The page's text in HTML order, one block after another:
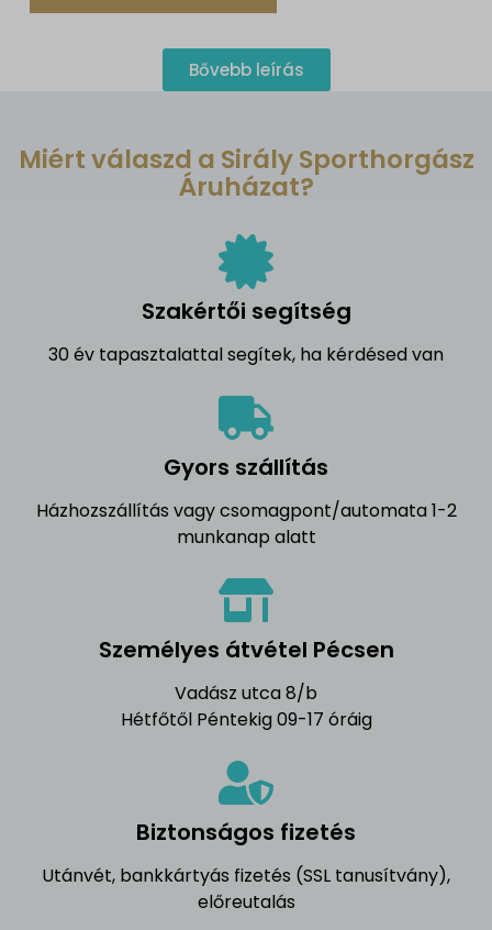
Bővebb leírás
Miért válaszd a Sirály Sporthorgász
Áruházat?
Szakértői segítség
30 év tapasztalattal segítek, ha kérdésed van
Gyors szállítás
Házhozszállítás vagy csomagpont/automata 1-2
munkanap alatt
Személyes átvétel Pécsen
Vadász utca 8/b
Hétfőtől Péntekig 09-17 óráig
Biztonságos fizetés
Utánvét, bankkártyás fizetés (SSL tanusítvány),
előreutalás